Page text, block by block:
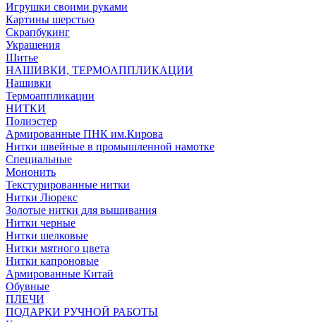
Игрушки своими руками
Картины шерстью
Скрапбукинг
Украшения
Шитье
НАШИВКИ, ТЕРМОАППЛИКАЦИИ
Нашивки
Термоаппликации
НИТКИ
Полиэстер
Армированные ПНК им.Кирова
Нитки швейные в промышленной намотке
Специальные
Мононить
Текстурированные нитки
Нитки Люрекс
Золотые нитки для вышивания
Нитки черные
Нитки шелковые
Нитки мятного цвета
Нитки капроновые
Армированные Китай
Обувные
ПЛЕЧИ
ПОДАРКИ РУЧНОЙ РАБОТЫ